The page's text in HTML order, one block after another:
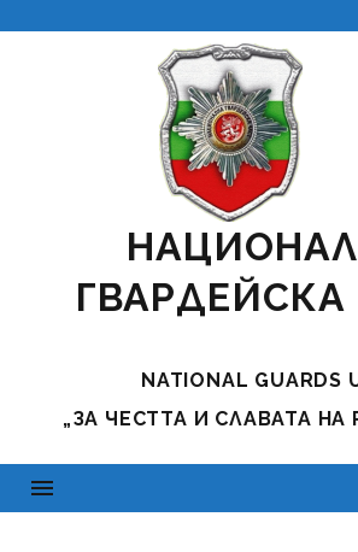
ГВАРДЕЙСКА
NATIONAL GUARDS
„ЗА ЧЕСТТА И СЛАВАТА НА